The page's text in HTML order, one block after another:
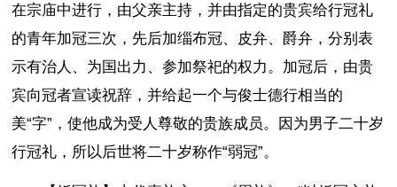
在宗庙中进行，由父亲主持，并由指定的贵宾给行冠礼
的青年加冠三次，先后加缁布冠、皮弁、爵弁，分别表
示有治人、为国出力、参加祭祀的权力。加冠后，由贵
宾向冠者宣读祝辞，并给起一个与俊士德行相当的
美“字”，使他成为受人尊敬的贵族成员。因为男子二十岁
行冠礼，所以后世将二十岁称作“弱冠”。